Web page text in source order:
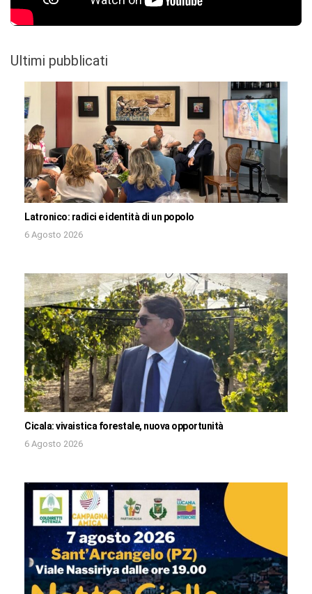
Ultimi pubblicati
Latronico: radici e identità di un popolo
6 Agosto 2026
Cicala: vivaistica forestale, nuova opportunità
6 Agosto 2026